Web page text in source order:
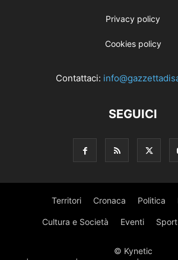
Privacy policy
Cookies policy
Contattaci:
SEGUICI
Territori Cronaca Politica
Cultura e Società Eventi Sport
© Kynetic